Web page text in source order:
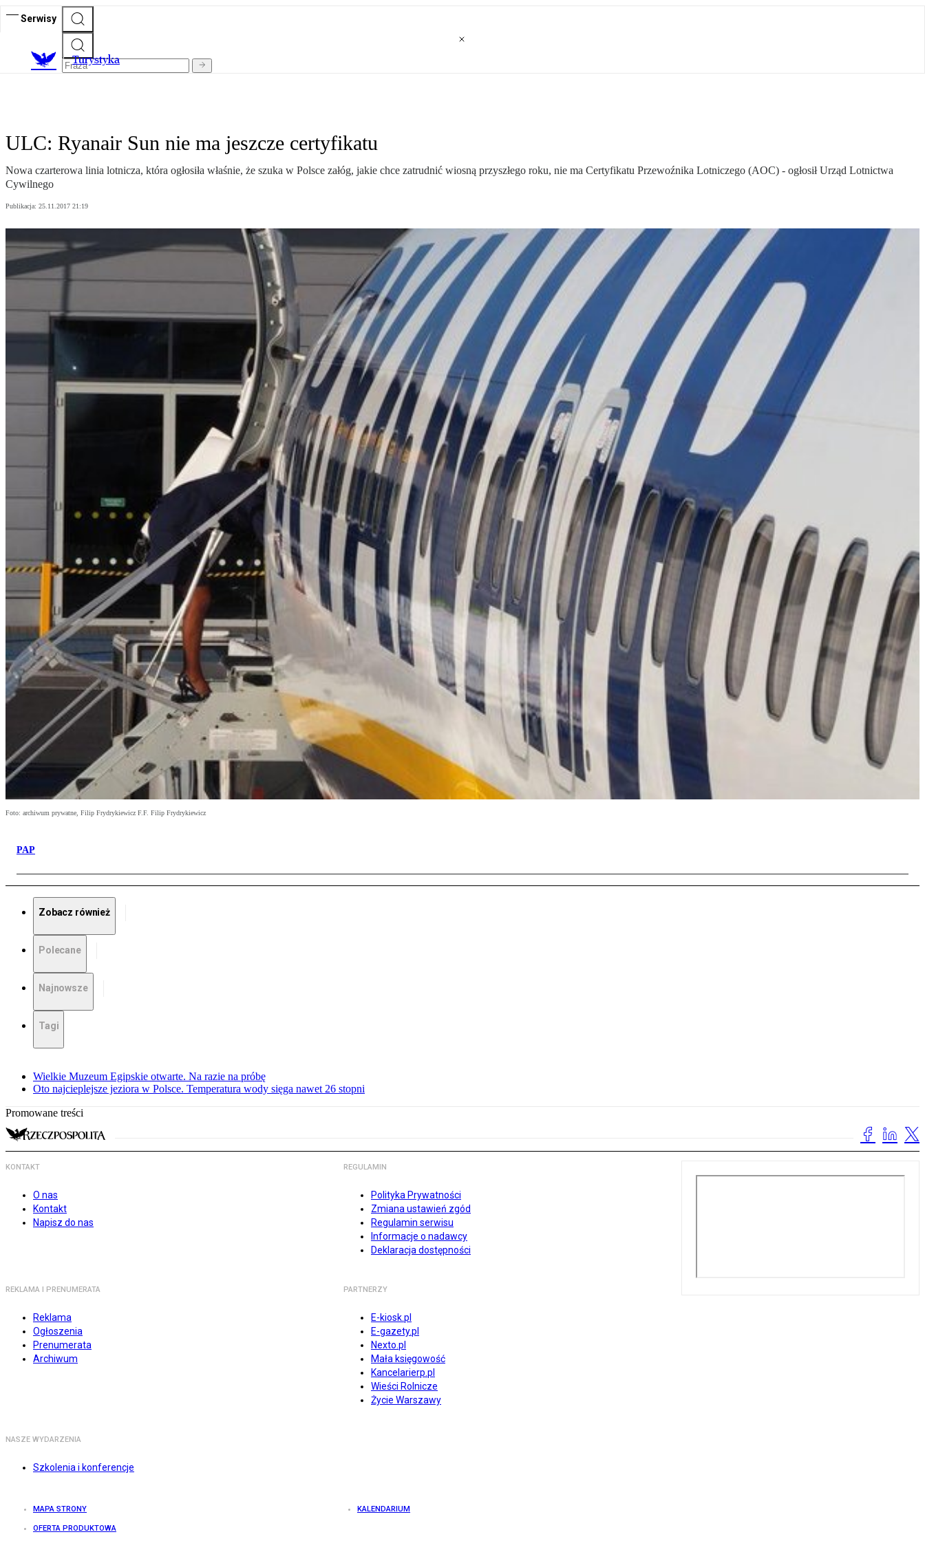
Serwisy
Turystyka
ULC: Ryanair Sun nie ma jeszcze certyfikatu
Nowa czarterowa linia lotnicza, która ogłosiła właśnie, że szuka w Polsce załóg, jakie chce zatrudnić wiosną przyszłego roku, nie ma Certyfikatu Przewoźnika Lotniczego (AOC) - ogłosił Urząd Lotnictwa
Cywilnego
Publikacja: 25.11.2017 21:19
Foto: archiwum prywatne, Filip Frydrykiewicz F.F. Filip Frydrykiewicz
PAP
Zobacz również
Polecane
Najnowsze
Tagi
Wielkie Muzeum Egipskie otwarte. Na razie na próbę
Oto najcieplejsze jeziora w Polsce. Temperatura wody sięga nawet 26 stopni
Promowane treści
KONTAKT
O nas
Kontakt
Napisz do nas
REGULAMIN
Polityka Prywatności
Zmiana ustawień zgód
Regulamin serwisu
Informacje o nadawcy
Deklaracja dostępności
REKLAMA I PRENUMERATA
Reklama
Ogłoszenia
Prenumerata
Archiwum
PARTNERZY
E-kiosk.pl
E-gazety.pl
Nexto.pl
Mała księgowość
Kancelarierp.pl
Wieści Rolnicze
Życie Warszawy
NASZE WYDARZENIA
Szkolenia i konferencje
MAPA STRONY KALENDARIUM
OFERTA PRODUKTOWA